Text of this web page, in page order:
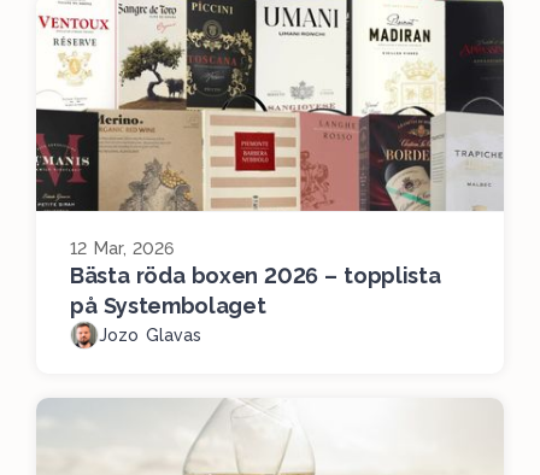
12 Mar, 2026
Bästa röda boxen 2026 – topplista
på Systembolaget
Jozo Glavas